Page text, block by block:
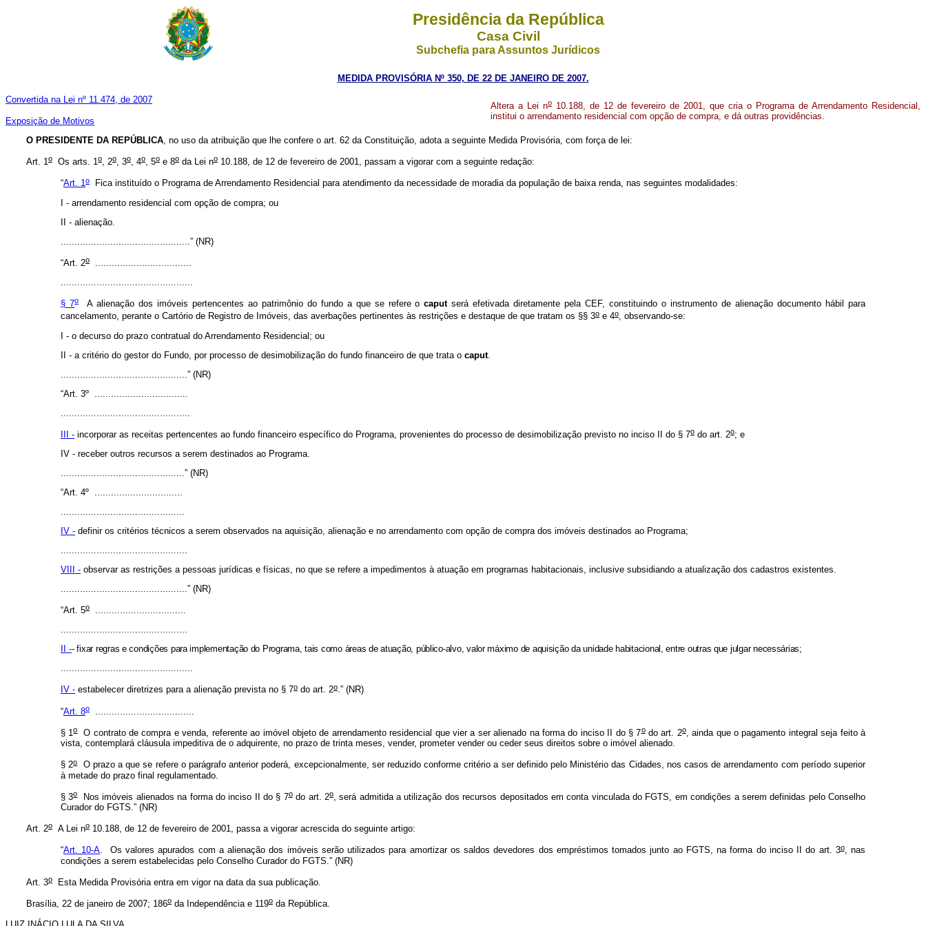
Presidência da República
Casa Civil
Subchefia para Assuntos Jurídicos
MEDIDA PROVISÓRIA Nº 350, DE 22 DE JANEIRO DE 2007.
Convertida na Lei nº 11.474, de 2007
Exposição de Motivos
Altera a Lei no 10.188, de 12 de fevereiro de 2001, que cria o Programa de Arrendamento Residencial,
institui o arrendamento residencial com opção de compra, e dá outras providências.
O PRESIDENTE DA REPÚBLICA, no uso da atribuição que lhe confere o art. 62 da Constituição, adota a seguinte Medida Provisória, com força de lei:
Art. 1o Os arts. 1o, 2o, 3o, 4o, 5o e 8o da Lei no 10.188, de 12 de fevereiro de 2001, passam a vigorar com a seguinte redação:
“Art. 1o
Fica instituído o Programa de Arrendamento Residencial para atendimento da necessidade de moradia da população de baixa renda, nas seguintes modalidades:
I - arrendamento residencial com opção de compra; ou
II - alienação.
...............................................” (NR)
“Art. 2o
§ 7oA alienação dos imóveis pertencentes ao patrimônio do fundo a que se refere ocaputserá efetivada diretamente pela CEF, constituindo o instrumento de alienação documento hábil para
cancelamento, perante o Cartório de Registro de Imóveis, das averbações pertinentes às restrições e destaque de que tratam os §§ 3o e 4o, observando-se:
I - o decurso do prazo contratual do Arrendamento Residencial; ou
II - a critério do gestor do Fundo, por processo de desimobilização do fundo financeiro de que trata o caput.
..............................................” (NR)
“Art. 3º ..................................
III - incorporar as receitas pertencentes ao fundo financeiro específico do Programa, provenientes do processo de desimobilização previsto no inciso II do § 7o do art. 2o; e
IV - receber outros recursos a serem destinados ao Programa.
.............................................” (NR)
“Art. 4º ................................
IV - definir os critérios técnicos a serem observados na aquisição, alienação e no arrendamento com opção de compra dos imóveis destinados ao Programa;
VIII - observar as restrições a pessoas jurídicas e físicas, no que se refere a impedimentos à atuação em programas habitacionais, inclusive subsidiando a atualização dos cadastros existentes.
..............................................” (NR)
“Art. 5o
.................................
..............................................
II -- fixar regras e condições para implementação do Programa, tais como áreas de atuação, público-alvo, valor máximo de aquisição da unidade habitacional, entre outras que julgar necessárias;
................................................
IV - estabelecer diretrizes para a alienação prevista no § 7o do art. 2o.” (NR)
“Art. 8o
§ 1oO contrato de compra e venda, referente ao imóvel objeto de arrendamento residencial que vier a ser alienado na forma do inciso II do § 7odo art. 2o, ainda que o pagamento integral seja feito à
vista, contemplará cláusula impeditiva de o adquirente, no prazo de trinta meses, vender, prometer vender ou ceder seus direitos sobre o imóvel alienado.
§ 2oO prazo a que se refere o parágrafo anterior poderá, excepcionalmente, ser reduzido conforme critério a ser definido pelo Ministério das Cidades, nos casos de arrendamento com período superior
à metade do prazo final regulamentado.
§ 3oNos imóveis alienados na forma do inciso II do § 7odo art. 2o, será admitida a utilização dos recursos depositados em conta vinculada do FGTS, em condições a serem definidas pelo Conselho
Curador do FGTS.” (NR)
Art. 2o A Lei no 10.188, de 12 de fevereiro de 2001, passa a vigorar acrescida do seguinte artigo:
“Art. 10-A. Os valores apurados com a alienação dos imóveis serão utilizados para amortizar os saldos devedores dos empréstimos tomados junto ao FGTS, na forma do inciso II do art. 3o, nas
condições a serem estabelecidas pelo Conselho Curador do FGTS.” (NR)
Art. 3o Esta Medida Provisória entra em vigor na data da sua publicação.
Brasília, 22 de janeiro de 2007; 186o da Independência e 119o da República.